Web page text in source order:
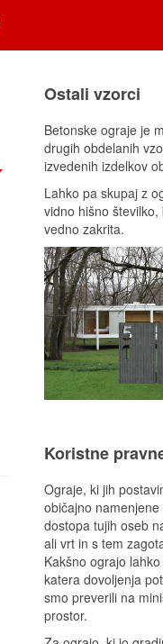
Ostali vzorci
Betonske ograje je
drugih obdelanih
izvedenih izdelkov
Lahko pa skupaj z
vidno hišno
vedno zakrita.
Koristne
Ograje, ki jih
običajno
dostopa tujih oseb
ali vrt in s tem
Kakšno ograjo
katera dovoljenja
smo preverili na
prostor.